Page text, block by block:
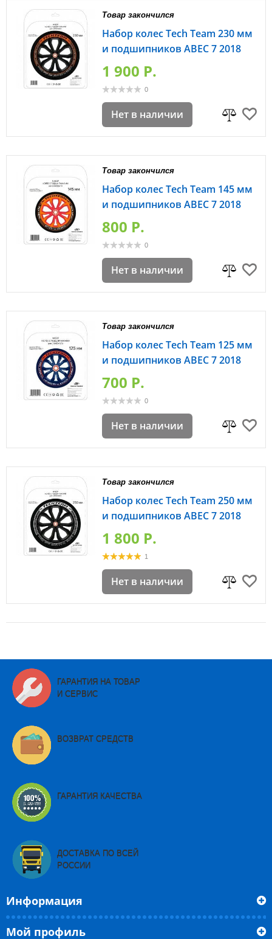
Товар закончился
Набор колес Tech Team 230 мм
и подшипников ABEC 7 2018
1 900 P.
0
Нет в наличии
Товар закончился
Набор колес Tech Team 145 мм
и подшипников ABEC 7 2018
800 P.
0
Нет в наличии
Товар закончился
Набор колес Tech Team 125 мм
и подшипников ABEC 7 2018
700 P.
0
Нет в наличии
Товар закончился
Набор колес Tech Team 250 мм
и подшипников ABEC 7 2018
1 800 P.
1
Нет в наличии
ГАРАНТИЯ НА ТОВАР
И СЕРВИС
ВОЗВРАТ СРЕДСТВ
ГАРАНТИЯ КАЧЕСТВА
ДОСТАВКА ПО ВСЕЙ
РОССИИ
Информация
Мой профиль